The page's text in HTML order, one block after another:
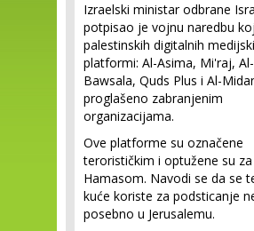
Izraelski ministar odbrane
potpisao je vojnu naredbu
palestinskih digitalnih
platformi: Al-Asima, Mi'raj,
Bawsala, Quds Plus i Al-
proglašeno zabranjenim
organizacijama.
Ove platforme su označene
terorističkim i optužene su za
Hamasom. Navodi se da se
kuće koriste za podsticanje
posebno u Jerusalemu.